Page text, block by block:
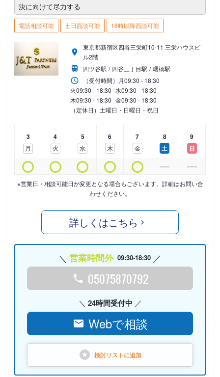
決に向けて尽力する
電話相談可能 土日面談可能 18時以降面談可能
東京都新宿区四谷三栄町10-11 三栄ハウスビ
ル2階
四ツ谷駅
四谷三丁目駅
曙橋駅
（受付時間） 月09:30 - 18:30
火09:30 - 18:30 水09:30 - 18:30
木09:30 - 18:30 金09:30 - 18:30
（定休日）土曜日・日曜日・祝日
3
月
4
火
5
水
6
木
7
金
8
土
9
日
※営業日・相談可能日が変更となる場合もございます。詳細はお問い合
わせください。
詳しくはこちら
営業時間外 09:30-18:30
05075870792
24時間受付中
Webで相談
検討リストに追加